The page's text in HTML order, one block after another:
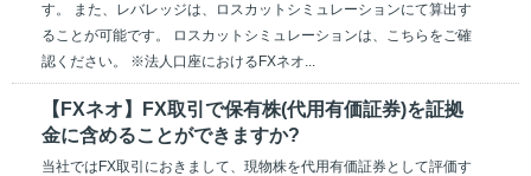
す。 また、レバレッジは、ロスカットシミュレーションにて算出す
ることが可能です。 ロスカットシミュレーションは、こちらをご確
認ください。 ※法人口座におけるFXネオ...
【FXネオ】FX取引で保有株(代用有価証券)を証拠
金に含めることができますか?
当社ではFX取引におきまして、現物株を代用有価証券として評価す